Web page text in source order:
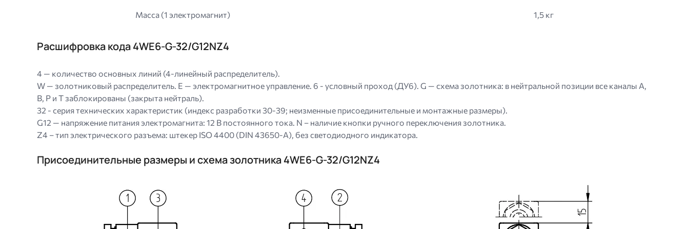
Масса (1 электромагнит) 1,5 кг
Расшифровка кода 4WE6-G-32/G12NZ4
4 — количество основных линий (4-линейный распределитель).
W — золотниковый распределитель. E — электромагнитное управление. 6 - условный проход (ДУ6). G — схема золотника: в нейтральной позиции все каналы A,
B, P и T заблокированы (закрыта нейтраль).
32 - серия технических характеристик (индекс разработки 30-39; неизменные присоединительные и монтажные размеры).
G12 — напряжение питания электромагнита: 12 В постоянного тока. N – наличие кнопки ручного переключения золотника.
Z4 – тип электрического разъема: штекер ISO 4400 (DIN 43650-A), без светодиодного индикатора.
Присоединительные размеры и схема золотника 4WE6-G-32/G12NZ4